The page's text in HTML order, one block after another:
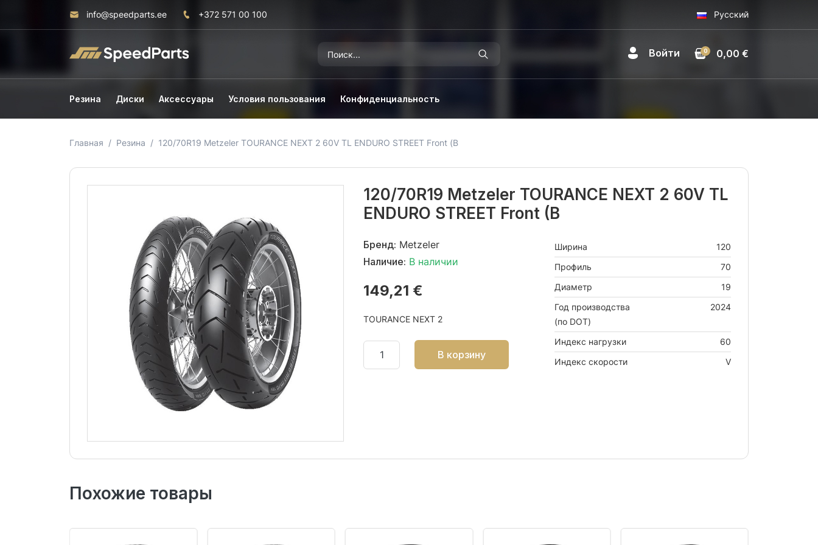
info@speedparts.ee +372 571 00 100 Русский
Войти 0,00 €
0
Резина Диски Аксессуары Условия пользования Конфиденциальность
Главная Резина 120/70R19 Metzeler TOURANCE NEXT 2 60V TL ENDURO STREET Front (B
120/70R19 Metzeler TOURANCE NEXT 2 60V TL
ENDURO STREET Front (B
Бренд: Metzeler
Наличие: В наличии
149,21 €
TOURANCE NEXT 2
В корзину
Ширина
120
Профиль
70
Диаметр
19
Год производства
(по DOT)
2024
Индекс нагрузки
60
Индекс скорости
V
Похожие товары